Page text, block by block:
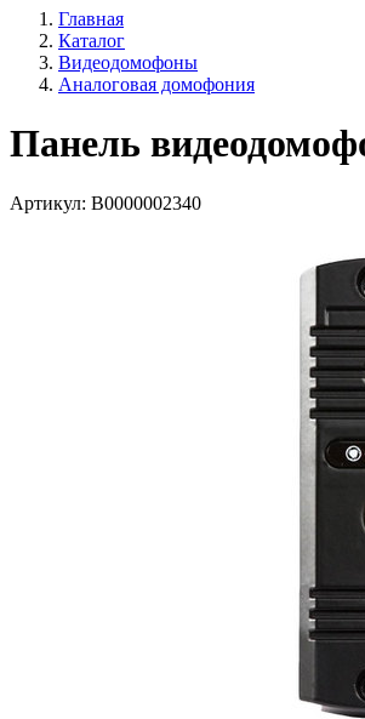
Главная
Каталог
Видеодомофоны
Аналоговая домофония
Панель
Артикул: В0000002340